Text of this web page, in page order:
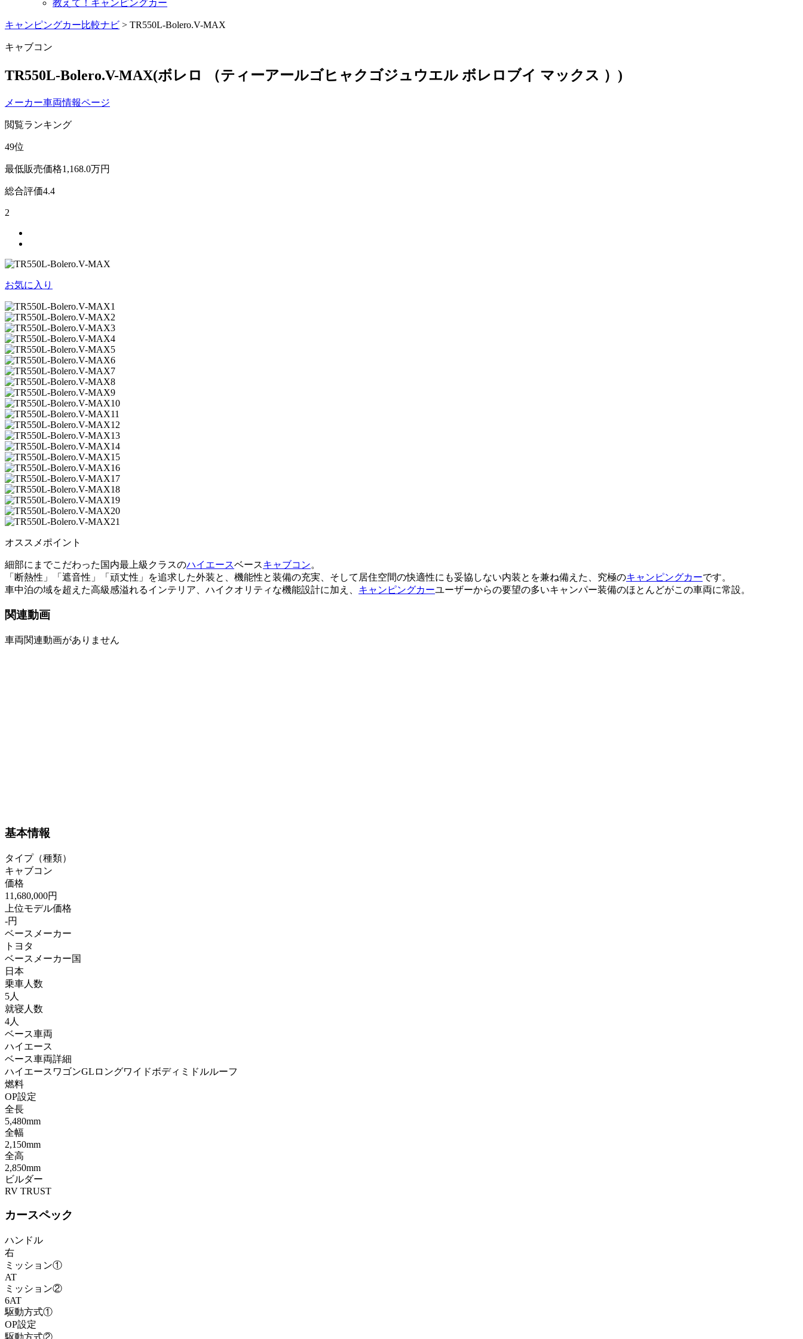
教えて！キャンピングカー
キャンピングカー比較ナビ > TR550L-Bolero.V-MAX
キャブコン
TR550L-Bolero.V-MAX(ボレロ （ティーアールゴヒャクゴジュウエル ボレロブイ マックス ）)
メーカー車両情報ページ
閲覧ランキング
49位
最低販売価格1,168.0万円
総合評価4.4
2
お気に入り
オススメポイント
細部にまでこだわった国内最上級クラスのハイエースベースキャブコン。
「断熱性」「遮音性」「頑丈性」を追求した外装と、機能性と装備の充実、そして居住空間の快適性にも妥協しない内装とを兼ね備えた、究極のキャンピングカーです。
車中泊の域を超えた高級感溢れるインテリア、ハイクオリティな機能設計に加え、 キャンピングカーユーザーからの要望の多いキャンパー装備のほとんどがこの車両に常設。
関連動画
車両関連動画がありません
基本情報
タイプ（種類）
キャブコン
価格
11,680,000円
上位モデル価格
-円
ベースメーカー
トヨタ
ベースメーカー国
日本
乗車人数
5人
就寝人数
4人
ベース車両
ハイエース
ベース車両詳細
ハイエースワゴンGLロングワイドボディミドルルーフ
燃料
OP設定
全長
5,480mm
全幅
2,150mm
全高
2,850mm
ビルダー
RV TRUST
カースペック
ハンドル
右
ミッション①
AT
ミッション②
6AT
駆動方式①
OP設定
駆動方式②